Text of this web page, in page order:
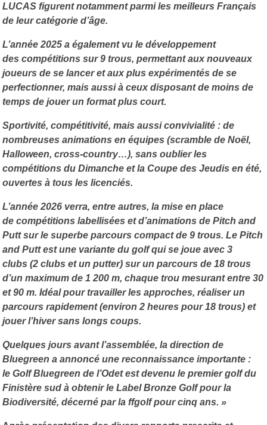
LUCAS figurent notamment parmi les meilleurs Français
de leur catégorie d’âge.
L’année 2025 a également vu le développement
des compétitions sur 9 trous, permettant aux nouveaux
joueurs de se lancer et aux plus expérimentés de se
perfectionner, mais aussi à ceux disposant de moins de
temps de jouer un format plus court.
Sportivité, compétitivité, mais aussi convivialité : de
nombreuses animations en équipes (scramble de Noël,
Halloween, cross-country…), sans oublier les
compétitions du Dimanche et la Coupe des Jeudis en été,
ouvertes à tous les licenciés.
L’année 2026 verra, entre autres, la mise en place
de compétitions labellisées et d’animations de Pitch and
Puttsur le superbe parcours compact de 9 trous. Le Pitch
and Putt est une variante du golf qui se joue avec 3
clubs (2 clubs et un putter) sur un parcours de 18 trous
d’un maximum de 1 200 m, chaque trou mesurant entre 30
et 90 m. Idéal pour travailler les approches, réaliser un
parcours rapidement (environ 2 heures pour 18 trous) et
jouer l’hiver sans longs coups.
Quelques jours avant l’assemblée, la direction de
Bluegreen a annoncé une reconnaissance importante :
le Golf Bluegreen de l’Odetest devenu le premier golf du
Finistère sud à obtenir le Label Bronze Golf pour la
Biodiversité, décerné par la ffgolf pour cinq ans. »